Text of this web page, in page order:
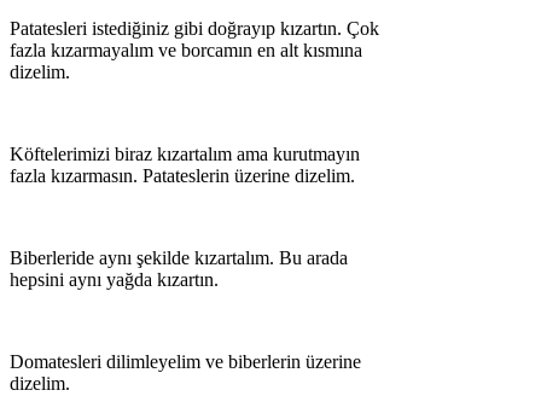
Patatesleri istediğiniz gibi doğrayıp kızartın. Çok
fazla kızarmayalım ve borcamın en alt kısmına
dizelim.
Köftelerimizi biraz kızartalım ama kurutmayın
fazla kızarmasın. Patateslerin üzerine dizelim.
Biberleride aynı şekilde kızartalım. Bu arada
hepsini aynı yağda kızartın.
Domatesleri dilimleyelim ve biberlerin üzerine
dizelim.